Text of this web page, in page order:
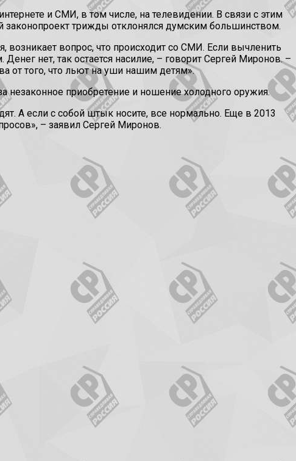
и СМИ, в том числе, на телевидении. В связи с этим
трижды отклонялся думским большинством.
вопрос, что происходит со СМИ. Если вычленить
нет, так остается насилие, – говорит Сергей Миронов. –
от того, что льют на уши нашим детям».
незаконное приобретение и ношение холодного оружия.
А если с собой штык носите, все нормально. Еще в 2013
– заявил Сергей Миронов.